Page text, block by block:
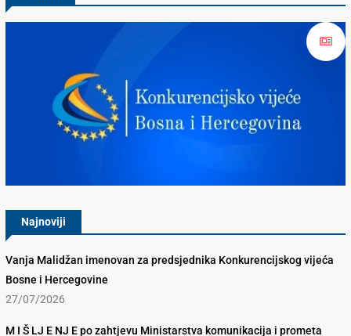
Najnoviji
Vanja Malidžan imenovan za predsjednika Konkurencijskog vijeća
Bosne i Hercegovine
27/07/2026
M I Š LJ E NJ E po zahtjevu Ministarstva komunikacija i prometa